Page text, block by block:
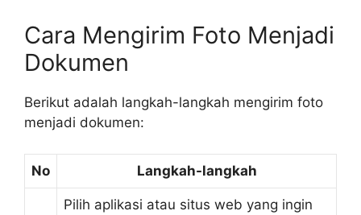
Cara Mengirim Foto Menjadi
Dokumen
Berikut adalah langkah-langkah mengirim foto
menjadi dokumen:
No Langkah-langkah
Pilih aplikasi atau situs web yang ingin